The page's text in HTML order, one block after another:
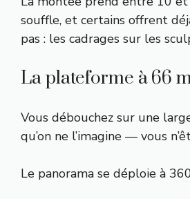
souffle, et certains offrent
pas : les cadrages sur les
La plateforme à 66
Vous débouchez sur une
qu’on ne l’imagine — vous
Le panorama se déploie à